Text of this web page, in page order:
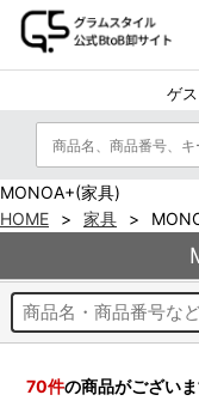
ゲ
MONOA+(家具)
HOME
家具
70件の商品がございま